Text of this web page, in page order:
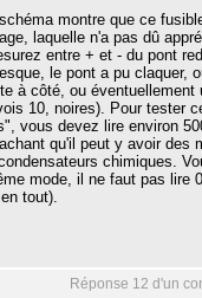
montre que ce
laquelle n'a pas dû
entre + et - du pont
le pont a pu claquer,
à côté, ou éventuellement
10, noires). Pour tester
vous devez lire environ
qu'il peut y avoir des
chimiques.
mode, il ne faut pas lire
tout).
Réponse 12 d'un